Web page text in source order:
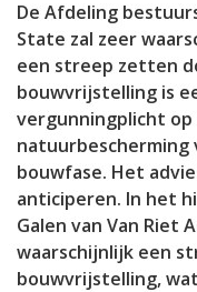
De Afdeling
State zal zeer
een streep zetten
bouwvrijstelling is
vergunningplicht op
natuurbescherming
bouwfase. Het
anticiperen. In het
Galen van Van Riet
waarschijnlijk een
bouwvrijstelling,